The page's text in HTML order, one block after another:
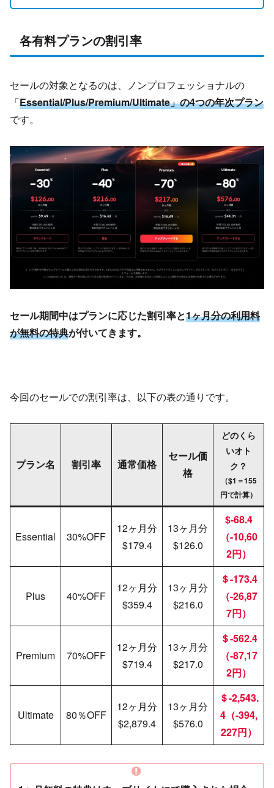
各有料プランの割引率
セールの対象となるのは、ノンプロフェッショナルの
「Essential/Plus/Premium/Ultimate」の4つの年次プラン
です。
セール期間中はプランに応じた割引率と1ヶ月分の利用料
が無料の特典が付いてきます。
今回のセールでの割引率は、以下の表の通りです。
プラン名 割引率 通常価格
セール価
格
どのくら
いオト
ク？
（$1＝155
円で計算）
Essential 30%OFF
12ヶ月分
$179.4
13ヶ月分
$126.0
$-68.4
（-10,60
2円）
Plus 40%OFF
12ヶ月分
$359.4
13ヶ月分
$216.0
＄-173.4
（-26,87
7円）
Premium 70%OFF
12ヶ月分
$719.4
13ヶ月分
$217.0
＄-562.4
（-87,17
2円）
Ultimate 80％OFF
12ヶ月分
$2,879.4
13ヶ月分
$576.0
＄-2,543.
4（-394,
227円）